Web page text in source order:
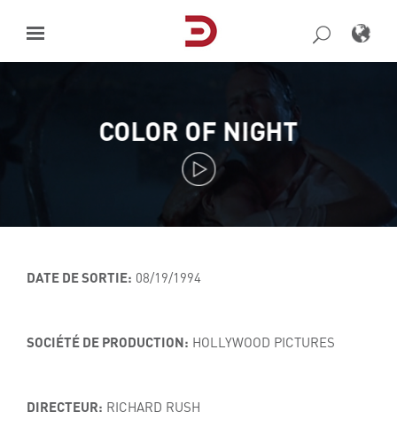
content
COLOR OF NIGHT
DATE DE SORTIE: 08/19/1994
SOCIÉTÉ DE PRODUCTION: HOLLYWOOD PICTURES
DIRECTEUR: RICHARD RUSH